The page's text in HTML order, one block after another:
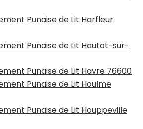
Punaise de Lit Harfleur
Punaise de Lit Hautot-sur-
Punaise de Lit Havre 76600
Punaise de Lit Houlme
Punaise de Lit Houppeville